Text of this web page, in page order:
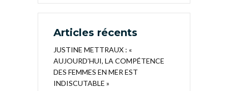
Articles récents
JUSTINE METTRAUX : «
AUJOURD’HUI, LA COMPÉTENCE
DES FEMMES EN MER EST
INDISCUTABLE »